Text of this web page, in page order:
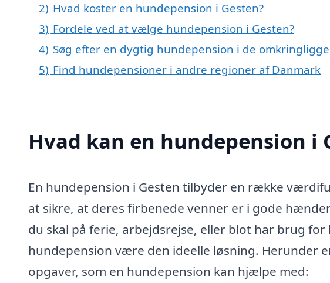
2) Hvad koster en hundepension i Gesten?
3) Fordele ved at vælge hundepension i Gesten?
4) Søg efter en dygtig hundepension i de
5) Find hundepensioner i andre regioner af Danmark
Hvad kan en hundepension i
En hundepension i Gesten tilbyder en række
at sikre, at deres firbenede venner er i gode
du skal på ferie, arbejdsrejse, eller blot har brug
hundepension være den ideelle løsning. Herunder
opgaver, som en hundepension kan hjælpe med: